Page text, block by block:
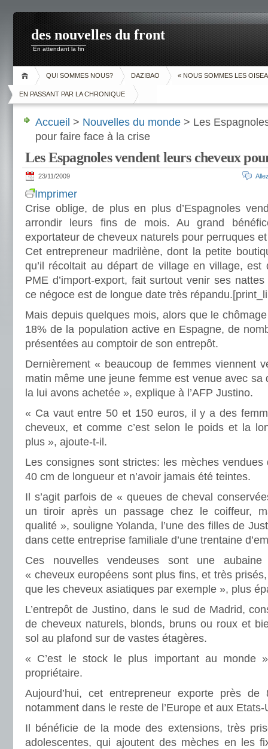
des nouvelles du front
En attendant la fin
QUI SOMMES NOUS? DAZIBAO « NOUS SOMMES LES
EN PASSANT PAR LA CHRONIQUE
Accueil > Nouvelles du monde > Les
pour faire face à la crise
Les Espagnoles vendent leurs cheveux
23/11/2009
Imprimer
Crise oblige, de plus en plus d’Espagnoles
arrondir leurs fins de mois. Au grand
exportateur de cheveux naturels pour perruques
Cet entrepreneur madrilène, dont la petite
qu’il récoltait au départ de village en village,
PME d’import-export, fait surtout venir ses
ce négoce est de longue date très répandu.
Mais depuis quelques mois, alors que le
18% de la population active en Espagne, de
présentées au comptoir de son entrepôt.
Dernièrement « beaucoup de femmes viennent
matin même une jeune femme est venue avec sa
la lui avons achetée », explique à l’AFP Justino.
« Ca vaut entre 50 et 150 euros, il y a des
cheveux, et comme c’est selon le poids et la
plus », ajoute-t-il.
Les consignes sont strictes: les mèches
40 cm de longueur et n’avoir jamais été teintes.
Il s’agit parfois de « queues de cheval
un tiroir après un passage chez le coiffeur,
qualité », souligne Yolanda, l’une des filles de
dans cette entreprise familiale d’une trentaine
Ces nouvelles vendeuses sont une
« cheveux européens sont plus fins, et très
que les cheveux asiatiques par exemple », plus
L’entrepôt de Justino, dans le sud de Madrid,
de cheveux naturels, blonds, bruns ou roux et
sol au plafond sur de vastes étagères.
« C’est le stock le plus important au monde
propriétaire.
Aujourd’hui, cet entrepreneur exporte près
notamment dans le reste de l’Europe et aux Etats-
Il bénéficie de la mode des extensions, très
adolescentes, qui ajoutent des mèches en les